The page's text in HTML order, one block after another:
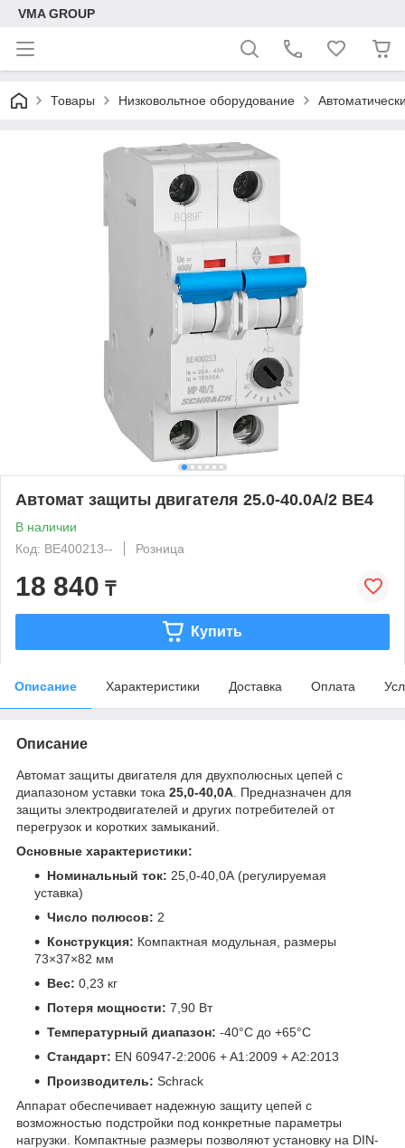
VMA GROUP
Товары Низковольтное оборудование
Автомат защиты двигателя 25.0-40.0А/2 BE4
В наличии
Код: BE400213--
Розница
18 840 ₸
Купить
Описание Характеристики Доставка Оплата
Описание
Автомат защиты двигателя для двухполюсных цепей с
диапазоном уставки тока 25,0-40,0А . Предназначен для
защиты электродвигателей и других потребителей от
перегрузок и коротких замыканий.
Основные характеристики:
Номинальный ток: 25,0-40,0А (регулируемая
уставка)
Число полюсов: 2
Конструкция: Компактная модульная, размеры
73×37×82 мм
Вес: 0,23 кг
Потеря мощности: 7,90 Вт
Температурный диапазон: -40°C до +65°C
Стандарт: EN 60947-2:2006 + A1:2009 + A2:2013
Производитель: Schrack
Аппарат обеспечивает надежную защиту цепей с
возможностью подстройки под конкретные параметры
нагрузки. Компактные размеры позволяют установку на DIN-